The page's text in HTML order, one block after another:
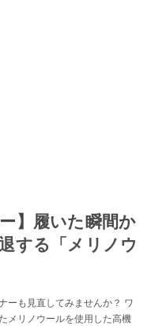
】履いた瞬間か
する「メリノウ
ーも見直してみませんか？ ワ
メリノウールを使用した高機